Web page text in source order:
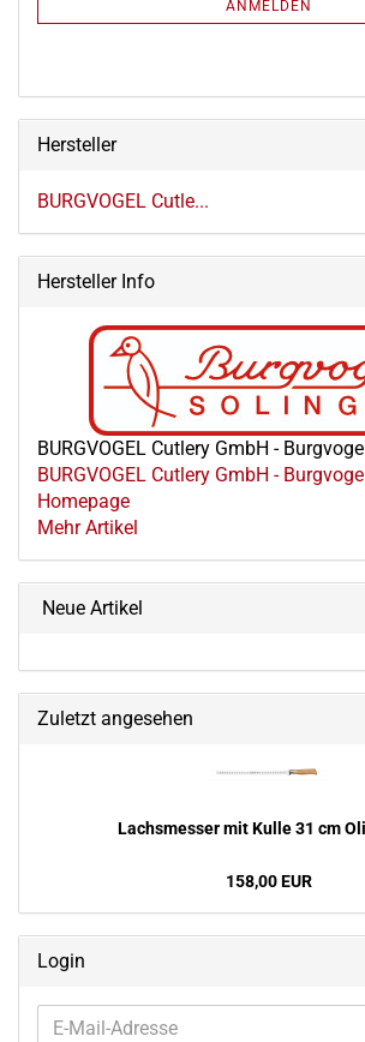
ANMELDEN
Hersteller
BURGVOGEL Cutle...
Hersteller Info
BURGVOGEL Cutlery GmbH -
BURGVOGEL Cutlery GmbH -
Homepage
Mehr Artikel
Neue Artikel
Zuletzt angesehen
Lachs­mes­ser mit Kulle 31 cm
158,00 EUR
Login
E-